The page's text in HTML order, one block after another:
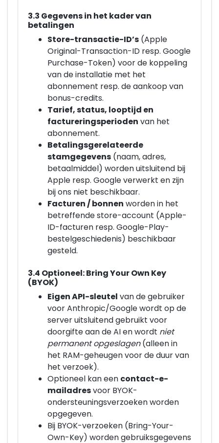
3.3 Gegevens in het kader van
betalingen
Store-transactie-ID’s (Apple
Original-Transaction-ID resp. Google
Purchase-Token) voor de koppeling
van de installatie met het
abonnement resp. de aankoop van
bonus-credits.
Tarief, status, looptijd en
factureringsperioden van het
abonnement.
Betalingsgerelateerde
stamgegevens (naam, adres,
betaalmiddel) worden uitsluitend bij
Apple resp. Google verwerkt en zijn
bij ons niet beschikbaar.
Facturen / bonnen worden in het
betreffende store-account (Apple-
ID-facturen resp. Google-Play-
bestelgeschiedenis) beschikbaar
gesteld.
3.4 Optioneel: Bring Your Own Key
(BYOK)
Eigen API-sleutel van de gebruiker
voor Anthropic/Google wordt op de
server uitsluitend gebruikt voor
doorgifte aan de AI en wordt niet
permanent opgeslagen(alleen in
het RAM-geheugen voor de duur van
het verzoek).
Optioneel kan een contact-e-
mailadresvoor BYOK-
ondersteuningsverzoeken worden
opgegeven.
Bij BYOK-verzoeken (Bring-Your-
Own-Key) worden gebruiksgegevens